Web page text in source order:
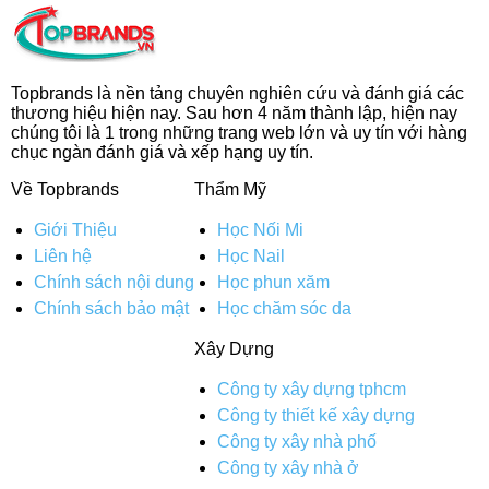
Topbrands là nền tảng chuyên nghiên cứu và đánh giá các
thương hiệu hiện nay. Sau hơn 4 năm thành lập, hiện nay
chúng tôi là 1 trong những trang web lớn và uy tín với hàng
chục ngàn đánh giá và xếp hạng uy tín.
Về Topbrands
Giới Thiệu
Liên hệ
Chính sách nội dung
Chính sách bảo mật
Thẩm Mỹ
Học Nối Mi
Học Nail
Học phun xăm
Học chăm sóc da
Xây Dựng
Công ty xây dựng tphcm
Công ty thiết kế xây dựng
Công ty xây nhà phố
Công ty xây nhà ở